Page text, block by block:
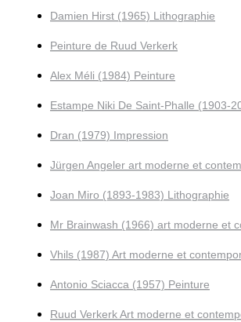
Damien Hirst (1965) Lithographie
Peinture de Ruud Verkerk
Alex Méli (1984) Peinture
Estampe Niki De Saint-Phalle (1903-
Dran (1979) Impression
Jürgen Angeler art moderne et
Joan Miro (1893-1983) Lithographie
Mr Brainwash (1966) art moderne et
Vhils (1987) Art moderne et
Antonio Sciacca (1957) Peinture
Ruud Verkerk Art moderne et